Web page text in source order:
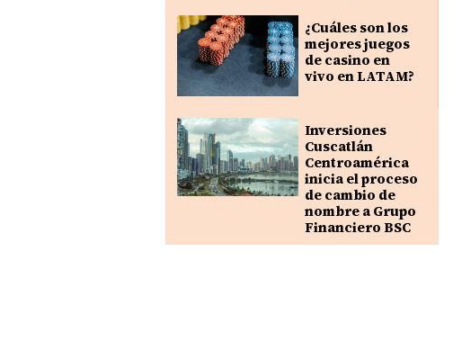
¿Cuáles son los
mejores juegos
de casino en
vivo en LATAM?
Inversiones
Cuscatlán
Centroamérica
inicia el proceso
de cambio de
nombre a Grupo
Financiero BSC